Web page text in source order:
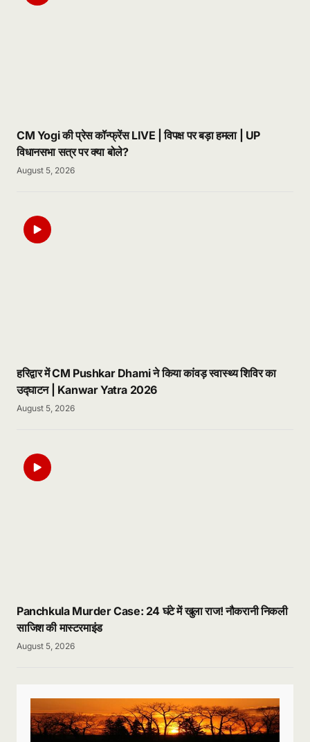
CM Yogi की प्रेस कॉन्फ्रेंस LIVE | विपक्ष पर बड़ा हमला | UP
विधानसभा सत्र पर क्या बोले?
August 5, 2026
हरिद्वार में CM Pushkar Dhami ने किया कांवड़ स्वास्थ्य शिविर का
उद्घाटन | Kanwar Yatra 2026
August 5, 2026
Panchkula Murder Case: 24 घंटे में खुला राज! नौकरानी निकली
साजिश की मास्टरमाइंड
August 5, 2026